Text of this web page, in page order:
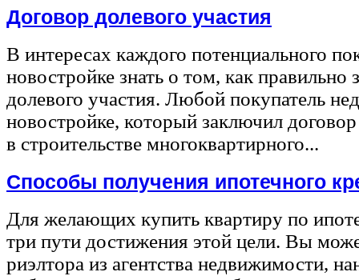
Договор долевого участия
В интересах каждого потенциального
новостройке знать о том, как правильно
долевого участия. Любой покупатель
новостройке, который заключил
в строительстве многоквартирного...
Способы получения ипотечного
Для желающих купить квартиру по
три пути достижения этой цели. Вы
риэлтора из агентства недвижимости,